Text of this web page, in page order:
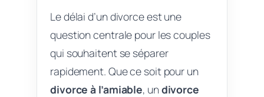
Le délai d’un divorce est une
question centrale pour les couples
qui souhaitent se séparer
rapidement. Que ce soit pour un
divorce à l’amiable, undivorce